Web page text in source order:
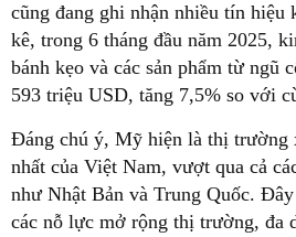
cũng đang ghi nhận nhiều tín hiệu
kê, trong 6 tháng đầu năm 2025,
bánh kẹo và các sản phẩm từ ngũ
593 triệu USD, tăng 7,5% so với
Đáng chú ý, Mỹ hiện là thị trường
nhất của Việt Nam, vượt qua cả
như Nhật Bản và Trung Quốc.
các nỗ lực mở rộng thị trường, đa